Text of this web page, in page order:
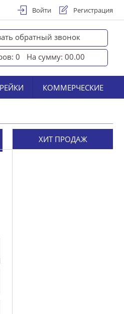
Войти Регистрация
обратный звонок
0
На сумму: 00.00
КОММЕРЧЕСКИЕ
ХИТ ПРОДАЖ